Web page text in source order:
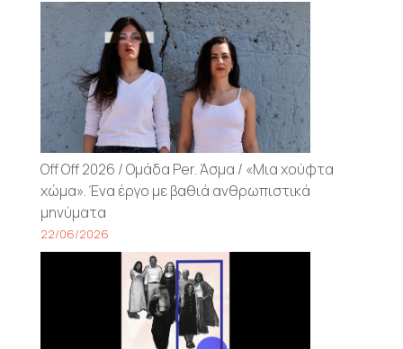
Off Off 2026 / Ομάδα Per. Άσμα / «Μια χούφτα
χώμα». Ένα έργο με βαθιά ανθρωπιστικά
μηνύματα
22/06/2026